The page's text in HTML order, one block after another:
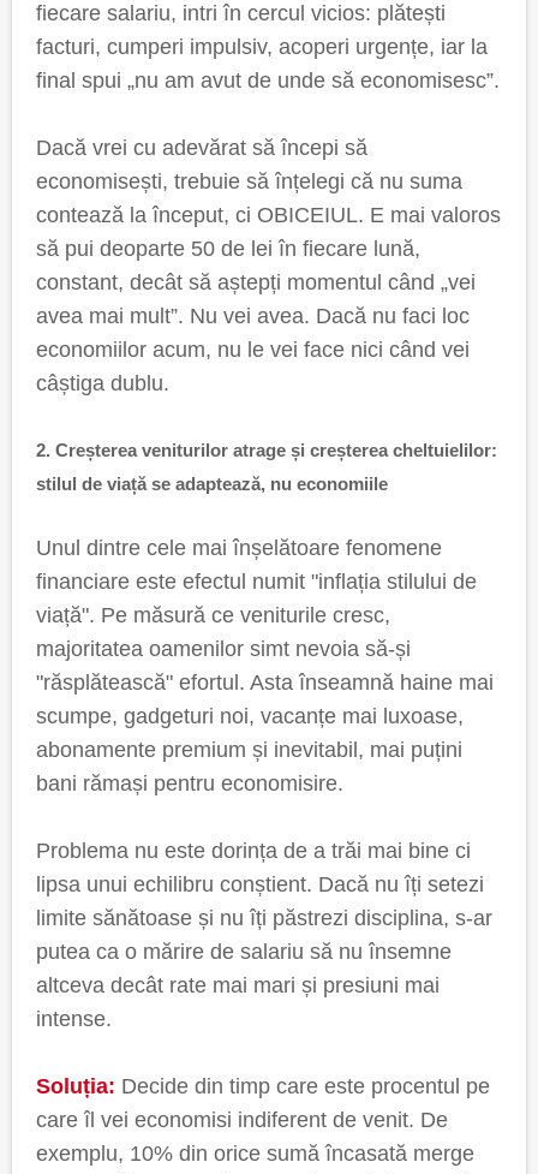
fiecare salariu, intri în cercul vicios: plătești
facturi, cumperi impulsiv, acoperi urgențe, iar la
final spui „nu am avut de unde să economisesc”.
Dacă vrei cu adevărat să începi să
economisești, trebuie să înțelegi că nu suma
contează la început, ci OBICEIUL. E mai valoros
să pui deoparte 50 de lei în fiecare lună,
constant, decât să aștepți momentul când „vei
avea mai mult”. Nu vei avea. Dacă nu faci loc
economiilor acum, nu le vei face nici când vei
câștiga dublu.
2. Creșterea veniturilor atrage și creșterea cheltuielilor:
stilul de viață se adaptează, nu economiile
Unul dintre cele mai înșelătoare fenomene
financiare este efectul numit "inflația stilului de
viață". Pe măsură ce veniturile cresc,
majoritatea oamenilor simt nevoia să-și
"răsplătească" efortul. Asta înseamnă haine mai
scumpe, gadgeturi noi, vacanțe mai luxoase,
abonamente premium și inevitabil, mai puțini
bani rămași pentru economisire.
Problema nu este dorința de a trăi mai bine ci
lipsa unui echilibru conștient. Dacă nu îți setezi
limite sănătoase și nu îți păstrezi disciplina, s-ar
putea ca o mărire de salariu să nu însemne
altceva decât rate mai mari și presiuni mai
intense.
Soluția: Decide din timp care este procentul pe
care îl vei economisi indiferent de venit. De
exemplu, 10% din orice sumă încasată merge